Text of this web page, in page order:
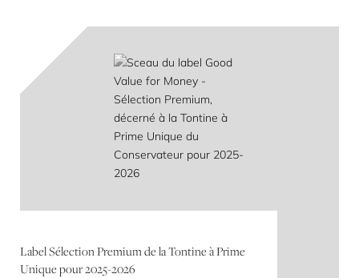
Label Sélection Premium de la Tontine à Prime
Unique pour 2025-2026